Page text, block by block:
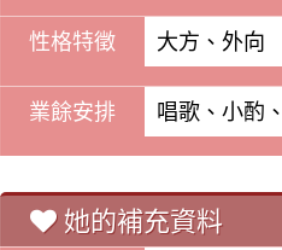
性格特徵 大方、外向
業餘安排 唱歌、小酌
她的補充資料